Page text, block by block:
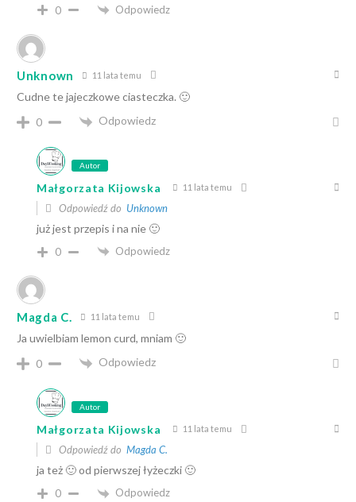
0 Odpowiedz
Unknown 11 lata temu
Cudne te jajeczkowe ciasteczka. 🙂
0
Odpowiedz
Autor
Małgorzata Kijowska 11 lata temu
Odpowiedź do Unknown
już jest przepis i na nie 🙂
0 Odpowiedz
Magda C. 11 lata temu
Ja uwielbiam lemon curd, mniam 🙂
0
Odpowiedz
Autor
Małgorzata Kijowska 11 lata temu
Odpowiedź do Magda C.
ja też 🙂 od pierwszej łyżeczki 🙂
0 Odpowiedz